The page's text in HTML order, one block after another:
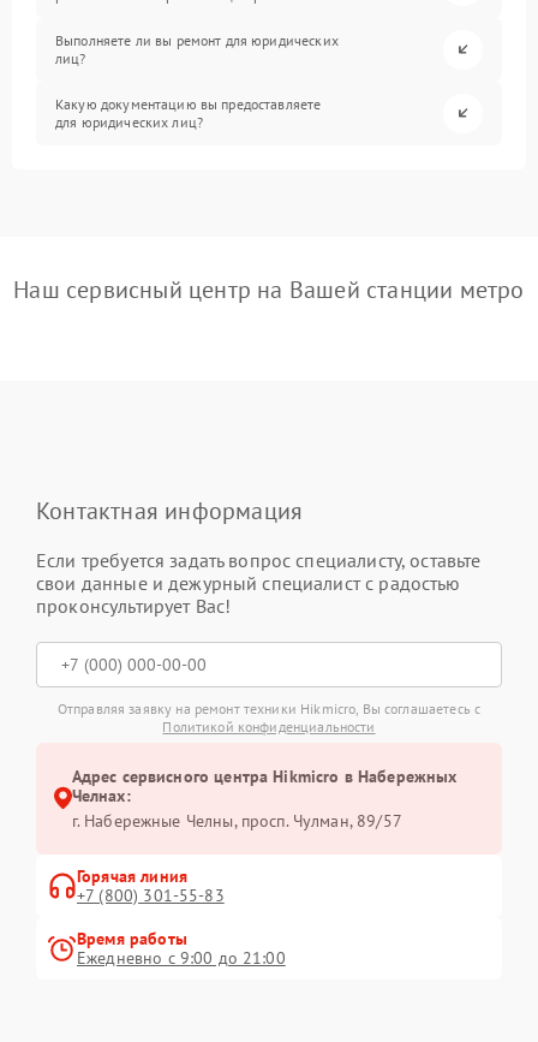
Выполняете ли вы ремонт для юридических
лиц?
Какую документацию вы предоставляете
для юридических лиц?
Наш сервисный центр на Вашей станции метро
Контактная информация
Если требуется задать вопрос специалисту, оставьте
свои данные и дежурный специалист с радостью
проконсультирует Вас!
Отправляя заявку на ремонт техники Hikmicro, Вы соглашаетесь с
Политикой конфиденциальности
Адрес сервисного центра Hikmicro в Набережных
Челнах:
г. Набережные Челны, просп. Чулман, 89/57
Горячая линия
+7 (800) 301-55-83
Время работы
Ежедневно с 9:00 до 21:00